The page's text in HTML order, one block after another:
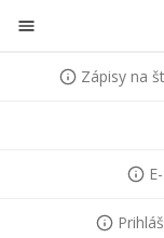
Prejsť na obsah
Zápisy na